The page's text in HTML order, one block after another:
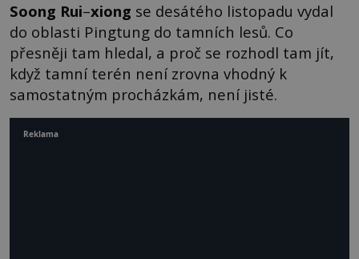
Soong Rui–xiong se desátého listopadu vydal
do oblasti Pingtung do tamních lesů. Co
přesněji tam hledal, a proč se rozhodl tam jít,
když tamní terén není zrovna vhodný k
samostatným procházkám, není jisté.
Reklama